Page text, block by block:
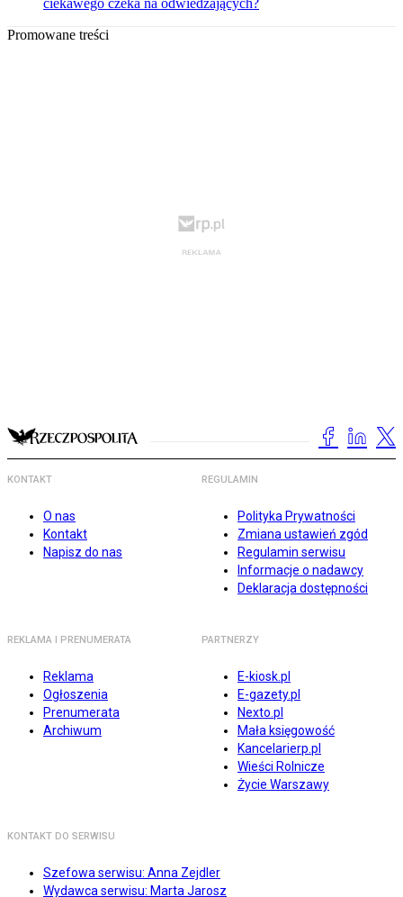
ciekawego czeka na odwiedzających?
Promowane treści
KONTAKT
O nas
Kontakt
Napisz do nas
REGULAMIN
Polityka Prywatności
Zmiana ustawień zgód
Regulamin serwisu
Informacje o nadawcy
Deklaracja dostępności
REKLAMA I PRENUMERATA
Reklama
Ogłoszenia
Prenumerata
Archiwum
PARTNERZY
E-kiosk.pl
E-gazety.pl
Nexto.pl
Mała księgowość
Kancelarierp.pl
Wieści Rolnicze
Życie Warszawy
KONTAKT DO SERWISU
Szefowa serwisu: Anna Zejdler
Wydawca serwisu: Marta Jarosz